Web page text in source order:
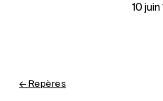
10 juin
← Repères